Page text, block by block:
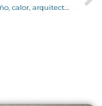
Valparaíso: el Niño, calor, arquitectura y territorio – Columna Pedro Serrano